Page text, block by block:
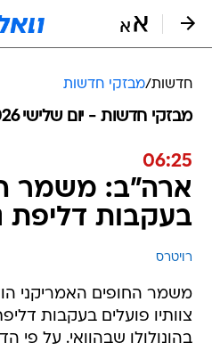
חדשות/מבזקי חדשות
מבזקי חדשות - יום שלישי 19.05.2026 / ג סיוון התשפ"ו
06:25
ארה"ב: משמר
בעקבות דליפת
רויטרס
משמר החופים האמריקני
צוותיו פועלים בעקבות
בהונולולו שבהוואי. על פי